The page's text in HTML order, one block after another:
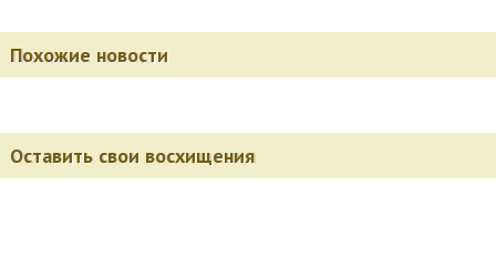
Похожие новости
Оставить свои восхищения